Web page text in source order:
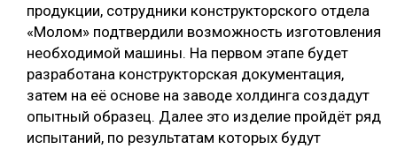
продукции, сотрудники конструкторского отдела
«Молом» подтвердили возможность изготовления
необходимой машины. На первом этапе будет
разработана конструкторская документация,
затем на её основе на заводе холдинга создадут
опытный образец. Далее это изделие пройдёт ряд
испытаний, по результатам которых будут